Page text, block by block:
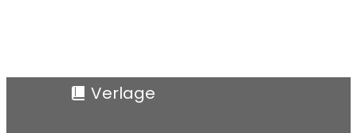
Verlage